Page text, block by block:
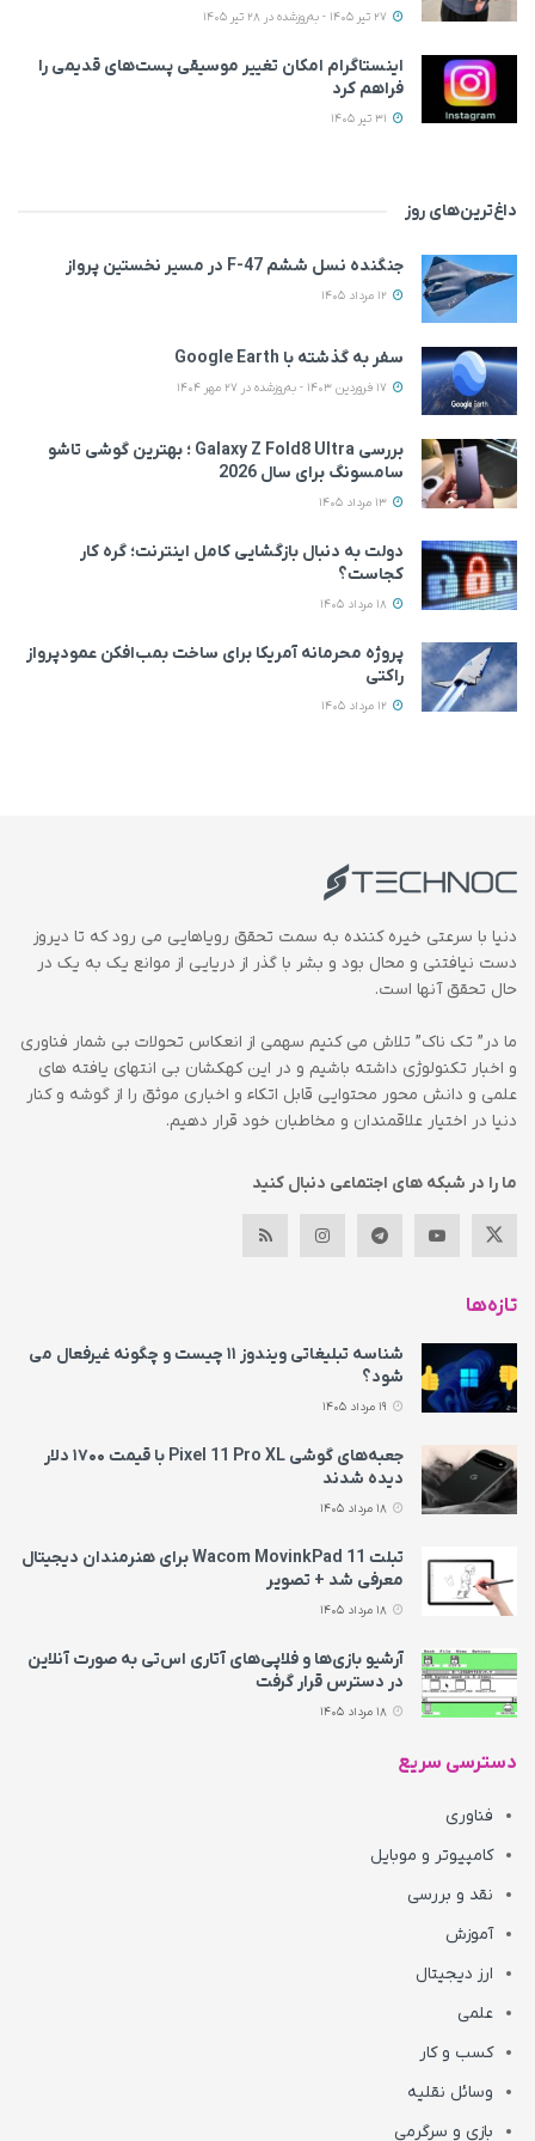
اینستاگرام امکان تغییر موسیقی پست‌های قدیمی را
فراهم کرد
داغ‌ترین‌های روز
جنگنده نسل ششم F-47 در مسیر نخستین پرواز
سفر به گذشته با Google Earth
بررسی Galaxy Z Fold8 Ultra ؛ بهترین گوشی تاشو
سامسونگ برای سال 2026
دولت به دنبال بازگشایی کامل اینترنت؛ گره کار
کجاست؟
پروژه محرمانه آمریکا برای ساخت بمب‌افکن عمودپرواز
راکتی
دنیا با سرعتی خیره کننده به سمت تحقق رویاهایی می رود که تا دیروز
دست نیافتنی و محال بود و بشر با گذر از دریایی از موانع یک به یک در
حال تحقق آنها است.
ما در” تک ناک” تلاش می کنیم سهمی از انعکاس تحولات بی شمار فناوری
و اخبار تکنولوژی داشته باشیم و در این کهکشان بی انتهای یافته های
علمی و دانش محور محتوایی قابل اتکاء و اخباری موثق را از گوشه و کنار
دنیا در اختیار علاقمندان و مخاطبان خود قرار دهیم.
ما را در شبکه های اجتماعی دنبال کنید
تازه‌ها
شناسه تبلیغاتی ویندوز ۱۱ چیست و چگونه غیرفعال می‌
شود؟
جعبه‌های گوشی Pixel 11 Pro XL با قیمت ۱۷۰۰ دلار
دیده شدند
تبلت Wacom MovinkPad 11 برای هنرمندان دیجیتال
معرفی شد + تصویر
آرشیو بازی‌ها و فلاپی‌های آتاری اس‌تی به‌ صورت آنلاین
در دسترس قرار گرفت
دسترسی سریع
فناوری
کامپیوتر و موبایل
نقد و بررسی
آموزش
ارز دیجیتال
علمی
کسب و کار
وسائل نقلیه
بازی و سرگرمی